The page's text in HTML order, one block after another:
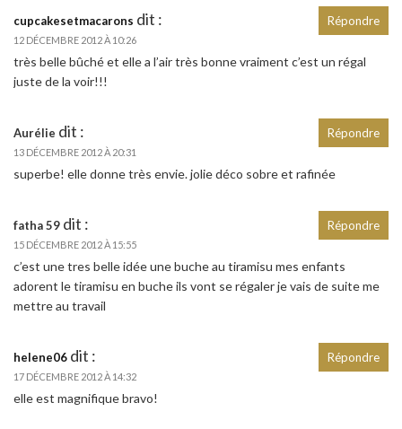
cupcakesetmacarons dit :
12 DÉCEMBRE 2012 À 10:26
très belle bûché et elle a l’air très bonne vraiment c’est un régal
juste de la voir!!!
Répondre
Aurélie dit :
13 DÉCEMBRE 2012 À 20:31
superbe! elle donne très envie. jolie déco sobre et rafinée
Répondre
fatha 59 dit :
15 DÉCEMBRE 2012 À 15:55
c’est une tres belle idée une buche au tiramisu mes enfants
adorent le tiramisu en buche ils vont se régaler je vais de suite me
mettre au travail
Répondre
helene06 dit :
17 DÉCEMBRE 2012 À 14:32
elle est magnifique bravo!
Répondre